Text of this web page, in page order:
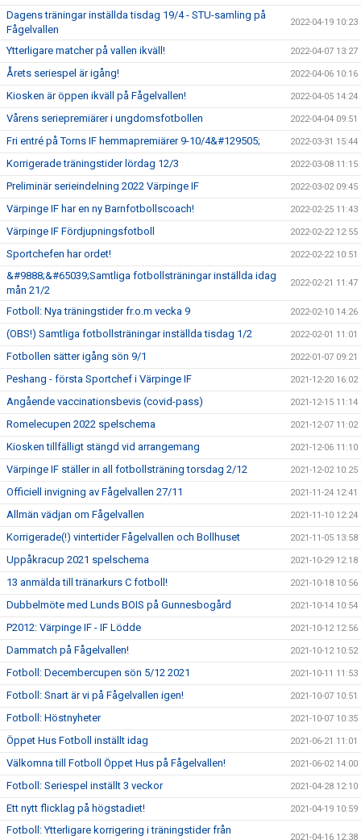
Dagens träningar inställda tisdag 19/4 - STU-samling på
Fågelvallen
2022-04-19 10:23
Ytterligare matcher på vallen ikväll! 2022-04-07 13:27
Årets seriespel är igång! 2022-04-06 10:16
Kiosken är öppen ikväll på Fågelvallen! 2022-04-05 14:24
Vårens seriepremiärer i ungdomsfotbollen 2022-04-04 09:51
Fri entré på Torns IF hemmapremiärer 9-10/4&#129505; 2022-03-31 15:44
Korrigerade träningstider lördag 12/3 2022-03-08 11:15
Preliminär serieindelning 2022 Värpinge IF 2022-03-02 09:45
Värpinge IF har en ny Barnfotbollscoach! 2022-02-25 11:43
Värpinge IF Fördjupningsfotboll 2022-02-22 12:55
Sportchefen har ordet! 2022-02-22 10:51
&#9888;&#65039;Samtliga fotbollsträningar inställda idag
mån 21/2
2022-02-21 11:47
Fotboll: Nya träningstider fr.o.m vecka 9 2022-02-10 14:26
(OBS!) Samtliga fotbollsträningar inställda tisdag 1/2 2022-02-01 11:01
Fotbollen sätter igång sön 9/1 2022-01-07 09:21
Peshang - första Sportchef i Värpinge IF 2021-12-20 16:02
Angående vaccinationsbevis (covid-pass) 2021-12-15 11:14
Romelecupen 2022 spelschema 2021-12-07 11:02
Kiosken tillfälligt stängd vid arrangemang 2021-12-06 11:10
Värpinge IF ställer in all fotbollsträning torsdag 2/12 2021-12-02 10:25
Officiell invigning av Fågelvallen 27/11 2021-11-24 12:41
Allmän vädjan om Fågelvallen 2021-11-10 12:24
Korrigerade(!) vintertider Fågelvallen och Bollhuset 2021-11-05 13:58
Uppåkracup 2021 spelschema 2021-10-29 12:18
13 anmälda till tränarkurs C fotboll! 2021-10-18 10:56
Dubbelmöte med Lunds BOIS på Gunnesbogård 2021-10-14 10:54
P2012: Värpinge IF - IF Lödde 2021-10-12 12:56
Dammatch på Fågelvallen! 2021-10-12 10:52
Fotboll: Decembercupen sön 5/12 2021 2021-10-11 11:53
Fotboll: Snart är vi på Fågelvallen igen! 2021-10-07 10:51
Fotboll: Höstnyheter 2021-10-07 10:35
Öppet Hus Fotboll inställt idag 2021-06-21 11:01
Välkomna till Fotboll Öppet Hus på Fågelvallen! 2021-06-02 14:00
Fotboll: Seriespel inställt 3 veckor 2021-04-28 12:10
Ett nytt flicklag på högstadiet! 2021-04-19 10:59
Fotboll: Ytterligare korrigering i träningstider från
2021-04-16 12:38